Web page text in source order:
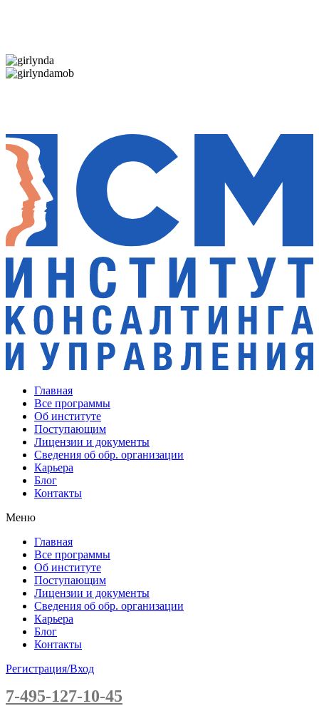
Главная
Все программы
Об институте
Поступающим
Лицензии и документы
Сведения об обр. организации
Карьера
Блог
Контакты
Меню
Главная
Все программы
Об институте
Поступающим
Лицензии и документы
Сведения об обр. организации
Карьера
Блог
Контакты
Регистрация/Вход
7-495-127-10-45